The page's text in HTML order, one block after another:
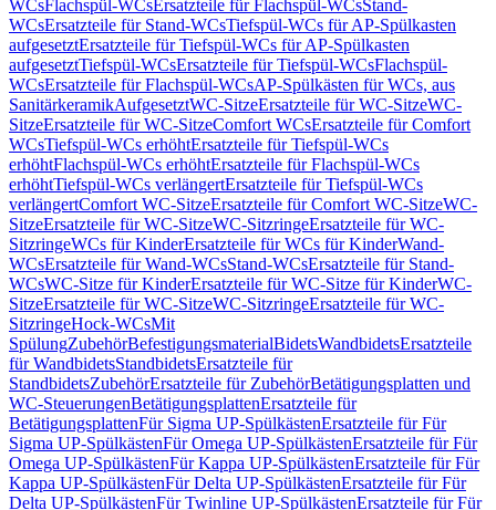
WCsFlachspül-WCsErsatzteile für Flachspül-WCsStand-
WCsErsatzteile für Stand-WCsTiefspül-WCs für AP-Spülkasten
aufgesetztErsatzteile für Tiefspül-WCs für AP-Spülkasten
aufgesetztTiefspül-WCsErsatzteile für Tiefspül-WCsFlachspül-
WCsErsatzteile für Flachspül-WCsAP-Spülkästen für WCs, aus
SanitärkeramikAufgesetztWC-SitzeErsatzteile für WC-SitzeWC-
SitzeErsatzteile für WC-SitzeComfort WCsErsatzteile für Comfort
WCsTiefspül-WCs erhöhtErsatzteile für Tiefspül-WCs
erhöhtFlachspül-WCs erhöhtErsatzteile für Flachspül-WCs
erhöhtTiefspül-WCs verlängertErsatzteile für Tiefspül-WCs
verlängertComfort WC-SitzeErsatzteile für Comfort WC-SitzeWC-
SitzeErsatzteile für WC-SitzeWC-SitzringeErsatzteile für WC-
SitzringeWCs für KinderErsatzteile für WCs für KinderWand-
WCsErsatzteile für Wand-WCsStand-WCsErsatzteile für Stand-
WCsWC-Sitze für KinderErsatzteile für WC-Sitze für KinderWC-
SitzeErsatzteile für WC-SitzeWC-SitzringeErsatzteile für WC-
SitzringeHock-WCsMit
SpülungZubehörBefestigungsmaterialBidetsWandbidetsErsatzteile
für WandbidetsStandbidetsErsatzteile für
StandbidetsZubehörErsatzteile für ZubehörBetätigungsplatten und
WC-SteuerungenBetätigungsplattenErsatzteile für
BetätigungsplattenFür Sigma UP-SpülkästenErsatzteile für Für
Sigma UP-SpülkästenFür Omega UP-SpülkästenErsatzteile für Für
Omega UP-SpülkästenFür Kappa UP-SpülkästenErsatzteile für Für
Kappa UP-SpülkästenFür Delta UP-SpülkästenErsatzteile für Für
Delta UP-SpülkästenFür Twinline UP-SpülkästenErsatzteile für Für